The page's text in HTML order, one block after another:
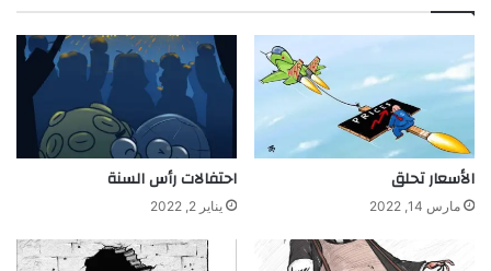
الأسعار تحلق
مارس 14, 2022
احتفالات رأس السنة
يناير 2, 2022